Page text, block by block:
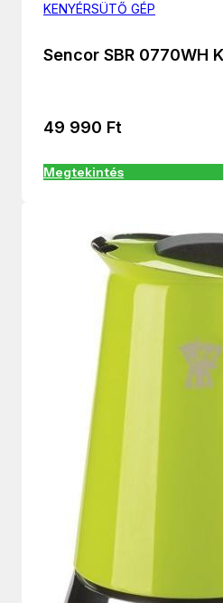
KENYÉRSÜTŐ GÉP
Sencor SBR 0770WH
49 990 Ft
Megtekintés